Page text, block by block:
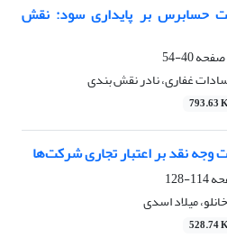
حسابرس بر پایداری سود: نقش
40-54
غفاری، نادر نقش بندی
793.63
وجه نقد بر اعتبار تجاری شرکت‌ها
114-128
میلاد اسدی
528.74